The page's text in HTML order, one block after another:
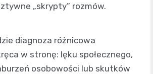
„skrypty” rozmów.
diagnoza różnicowa
w stronę: lęku społecznego,
osobowości lub skutków